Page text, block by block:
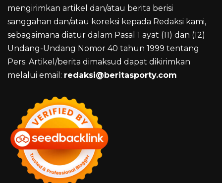
mengirimkan artikel dan/atau berita berisi
sanggahan dan/atau koreksi kepada Redaksi kami,
sebagaimana diatur dalam Pasal 1 ayat (11) dan (12)
Undang-Undang Nomor 40 tahun 1999 tentang
Pers. Artikel/berita dimaksud dapat dikirimkan
melalui email: redaksi@beritasporty.com